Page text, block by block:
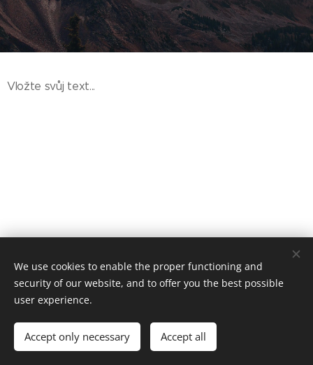
Vložte svůj text...
© 2016 Worlds Collide. Všechna
vyhrazena.
Vytvořeno službou
Languages
Čeština
English
We use cookies to enable the proper functioning and
security of our website, and to offer you the best possible
user experience.
Accept only necessary Accept all